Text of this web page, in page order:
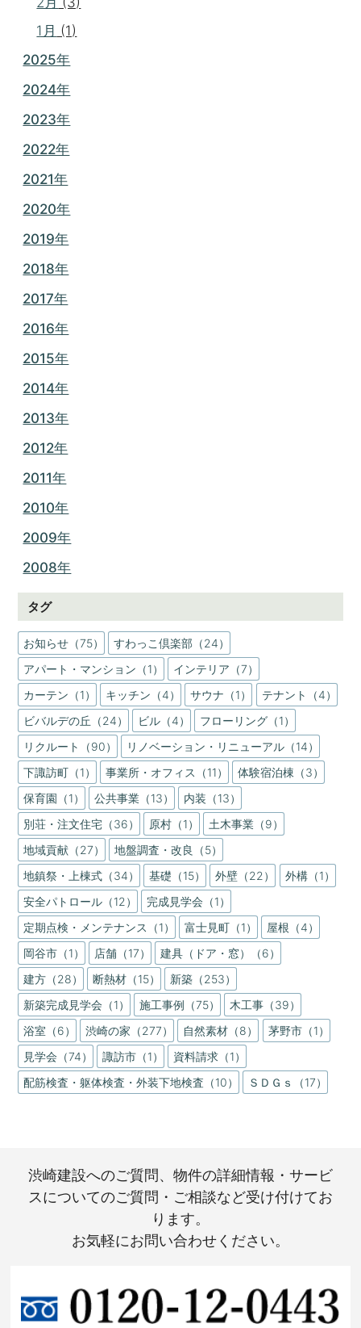
1月 (1)
2025年
2024年
2023年
2022年
2021年
2020年
2019年
2018年
2017年
2016年
2015年
2014年
2013年
2012年
2011年
2010年
2009年
2008年
タグ
お知らせ（75）
すわっこ倶楽部（24）
アパート・マンション（1）
インテリア（7）
カーテン（1）
キッチン（4） サウナ（1）
テナント（4）
ビバルデの丘（24）
ビル（4）
フローリング（1）
リクルート（90）
リノベーション・リニューアル（14）
下諏訪町（1）
事業所・オフィス（11）
体験宿泊棟（3）
保育園（1）
公共事業（13）
内装（13）
別荘・注文住宅（36）
原村（1）
土木事業（9）
地域貢献（27）
地盤調査・改良（5）
地鎮祭・上棟式（34）
基礎（15） 外壁（22）
外構（1）
安全パトロール（12）
完成見学会（1）
定期点検・メンテナンス（1）
富士見町（1）
屋根（4）
岡谷市（1）
店舗（17）
建具（ドア・窓）（6）
建方（28）
断熱材（15）
新築（253）
新築完成見学会（1）
施工事例（75）
木工事（39）
浴室（6）
渋崎の家（277） 自然素材（8）
茅野市（1）
見学会（74）
諏訪市（1）
資料請求（1）
配筋検査・躯体検査・外装下地検査（10）
ＳＤＧｓ（17）
渋崎建設へのご質問、物件の詳細情報・サービ
スについてのご質問・ご相談など受け付けてお
ります。
お気軽にお問い合わせください。